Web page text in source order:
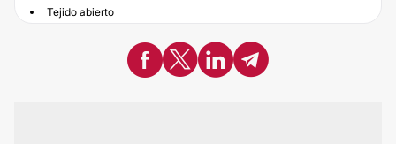
Tejido abierto